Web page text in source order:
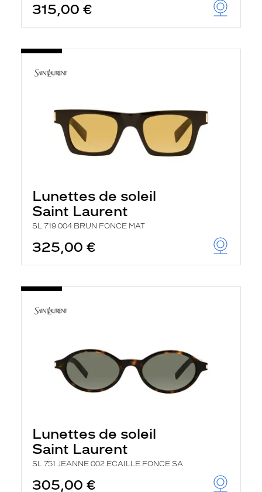
315,00 €
Lunettes de soleil
Saint Laurent
SL 719 004 BRUN FONCE MAT
325,00 €
Lunettes de soleil
Saint Laurent
SL 751 JEANNE 002 ECAILLE FONCE SA
305,00 €